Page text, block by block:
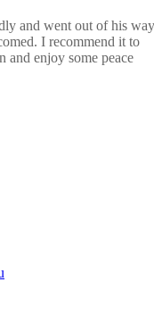
and went out of his way
I recommend it to
and enjoy some peace